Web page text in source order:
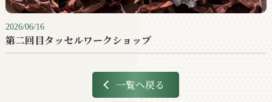
2026/06/16
第二回目タッセルワークショップ
一覧へ戻る